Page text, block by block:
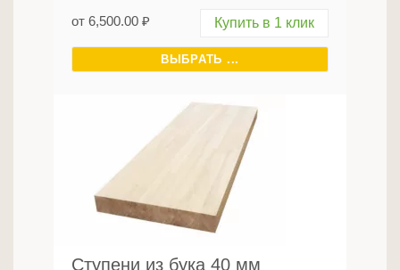
от 6,500.00 ₽ Купить в 1 клик
ВЫБРАТЬ ...
Ступени из бука 40 мм